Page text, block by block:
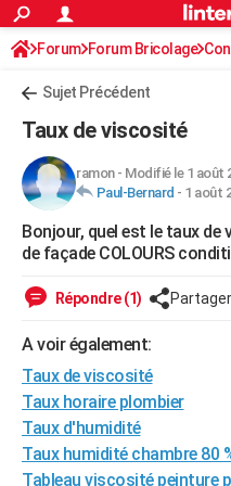
ACTUALITÉS
Politique
Société
Faits Divers
Education
Monde
Villes
+
FINANCE
Retraite
Impôts
Epargne
Immobilier
Risques naturels par ville
Banque
Assurance
Crédit
AUTO
Essais
Réserver un essai
Citadines
Berlines
SUV
Forum auto
+HIGH-TECH
Mobiles
Meilleur smartphone
Internet
Ordinateurs
Jeux vidéo
Guide high-tech
BRICOLAGE
WEEK-END
Guides de France
Escapades
Patrimoine
Expositions
Musées
Week-end nature
+LIFESTYLE
Art de vivre
Bien-être
Loisirs
ModeModes de vie
SANTE
Alimentation
Guide de la santé
Maladies
Médicaments
Sommeil
Forum Forum Bricolage
Peinture, Vernis, Tapissserie
Sujet Précédent
Taux de viscosité
ramon- Modifié le 1 août
Paul-Bernard - 1 août
Bonjour, quel est le taux de
de façade COLOURS
Répondre (1) Partager
A voir également:
Taux de viscosité
Taux horaire plombier
Taux d'humidité
Taux humidité chambre 80
Tableau viscosité peinture